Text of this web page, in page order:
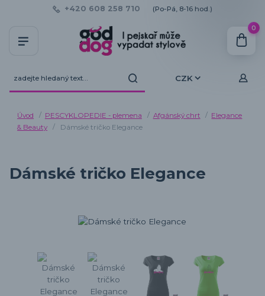
CZK
+420 608 258 710 (Po-Pá, 8-16 hod.)
0
Úvod PESCYKLOPEDIE - plemena Afgánský chrt
Elegance
& Beauty
Dámské tričko Elegance
Dámské tričko Elegance